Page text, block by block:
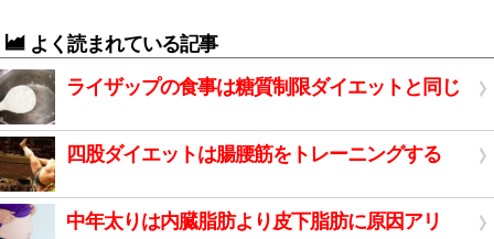
よく読まれている記事
ライザップの食事は糖質制限ダイエットと同じ
四股ダイエットは腸腰筋をトレーニングする
中年太りは内臓脂肪より皮下脂肪に原因アリ